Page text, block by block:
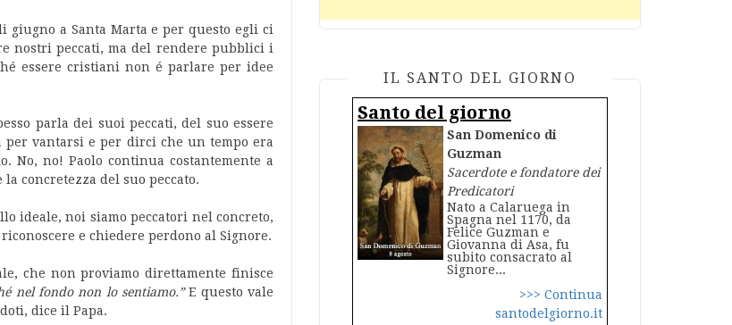
giugno a Santa Marta e per questo egli ci
nostri peccati, ma del rendere pubblici i
essere cristiani non é parlare per idee
parla dei suoi peccati, del suo essere
per vantarsi e per dirci che un tempo era
No, no! Paolo continua costantemente a
concretezza del suo peccato.
ideale, noi siamo peccatori nel concreto,
e chiedere perdono al Signore.
che non proviamo direttamente finisce
nel fondo non lo sentiamo.”E questo vale
dice il Papa.
IL SANTO DEL GIORNO
Santo del giorno
San Domenico di
Guzman
Sacerdote e fondatore dei
Predicatori
Nato a Calaruega in
Spagna nel 1170, da
Felice Guzman e
Giovanna di Asa, fu
subito consacrato al
Signore...
>>> Continua
santodelgiorno.it